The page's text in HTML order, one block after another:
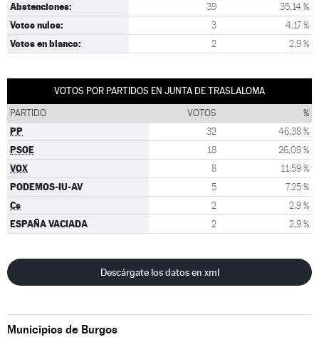
Abstenciones: 39 35,14 %
Votos nulos: 3 4,17 %
Votos en blanco: 2 2,9 %
VOTOS POR PARTIDOS EN JUNTA DE TRASLALOMA
PARTIDO VOTOS %
PP 32 46,38 %
PSOE 18 26,09 %
VOX 8 11,59 %
PODEMOS-IU-AV 5 7,25 %
Cs 2 2,9 %
ESPAÑA VACIADA 2 2,9 %
Descárgate los datos en xml
Municipios de Burgos